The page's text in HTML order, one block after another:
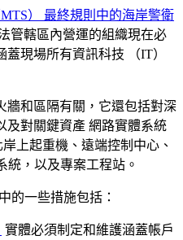
） 最終規則中的海岸警衛
管轄區內營運的組織現在必
現場所有資訊科技 （IT）
牆和區隔有關，它還包括對深
及對關鍵資產 網路實體系統
上起重機、遠端控制中心、
統，以及專案工程站。
的一些措施包括：
實體必須制定和維護涵蓋帳戶